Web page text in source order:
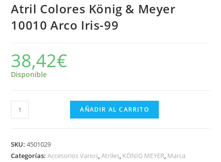
Atril Colores König & Meyer
10010 Arco Iris-99
38,42€
Disponible
Atril
Colores
&
Meyer
AÑADIR AL CARRITO
SKU:4501029
Categorías:Accesorios Varios,Atriles, KÖNIG MEYER, Marca